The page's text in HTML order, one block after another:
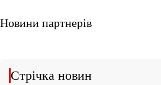
Новини партнерів
Стрічка новин